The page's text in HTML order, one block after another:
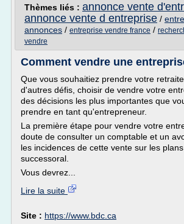
Thèmes liés : annonce vente
annonce vente d entreprise /
annonces / entreprise vendre france /
vendre
Comment vendre une
Que vous souhaitiez prendre votre
d'autres défis, choisir de vendre votre
des décisions les plus importantes que
prendre en tant qu'entrepreneur.
La première étape pour vendre votre
doute de consulter un comptable et un
les incidences de cette vente sur les
successoral.
Vous devrez...
Lire la suite
Site : https://www.bdc.ca